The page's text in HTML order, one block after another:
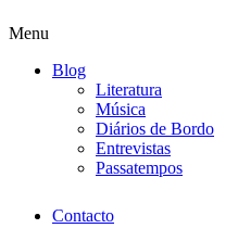
Menu
Blog
Literatura
Música
Diários de Bordo
Entrevistas
Passatempos
Contacto